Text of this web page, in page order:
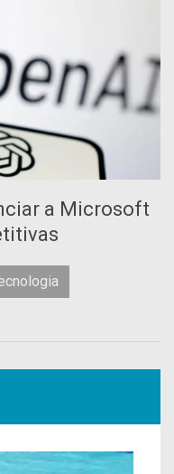
a Microsoft